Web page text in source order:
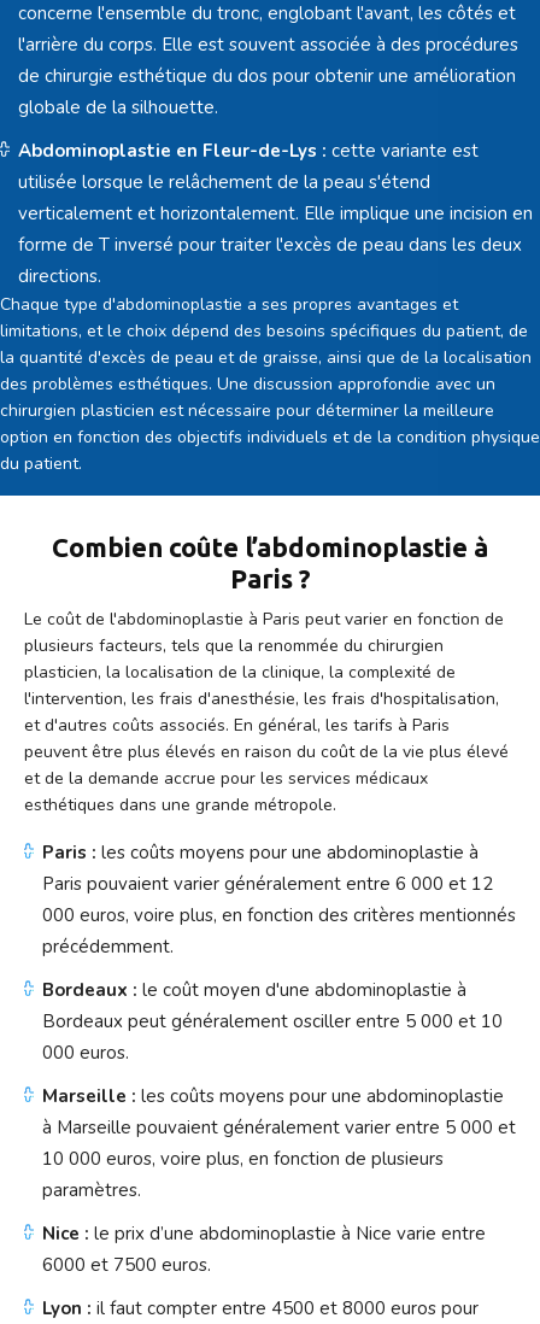
concerne l'ensemble du tronc, englobant l'avant, les côtés et
l'arrière du corps. Elle est souvent associée à des procédures
de chirurgie esthétique du dos pour obtenir une amélioration
globale de la silhouette.
Abdominoplastie en Fleur-de-Lys : cette variante est
utilisée lorsque le relâchement de la peau s'étend
verticalement et horizontalement. Elle implique une incision en
forme de T inversé pour traiter l'excès de peau dans les deux
directions.
Chaque type d'abdominoplastie a ses propres avantages et
limitations, et le choix dépend des besoins spécifiques du patient, de
la quantité d'excès de peau et de graisse, ainsi que de la localisation
des problèmes esthétiques. Une discussion approfondie avec un
chirurgien plasticien est nécessaire pour déterminer la meilleure
option en fonction des objectifs individuels et de la condition physique
du patient.
Combien coûte l’abdominoplastie à
Paris ?
Le coût de l'abdominoplastie à Paris peut varier en fonction de
plusieurs facteurs, tels que la renommée du chirurgien
plasticien, la localisation de la clinique, la complexité de
l'intervention, les frais d'anesthésie, les frais d'hospitalisation,
et d'autres coûts associés. En général, les tarifs à Paris
peuvent être plus élevés en raison du coût de la vie plus élevé
et de la demande accrue pour les services médicaux
esthétiques dans une grande métropole.
Paris : les coûts moyens pour une abdominoplastie à
Paris pouvaient varier généralement entre 6 000 et 12
000 euros, voire plus, en fonction des critères mentionnés
précédemment.
Bordeaux : le coût moyen d'une abdominoplastie à
Bordeaux peut généralement osciller entre 5 000 et 10
000 euros.
Marseille : les coûts moyens pour une abdominoplastie
à Marseille pouvaient généralement varier entre 5 000 et
10 000 euros, voire plus, en fonction de plusieurs
paramètres.
Nice : le prix d’une abdominoplastie à Nice varie entre
6000 et 7500 euros.
Lyon : il faut compter entre 4500 et 8000 euros pour